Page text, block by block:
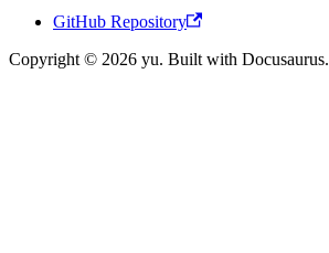
GitHub Repository
Copyright © 2026 yu. Built with Docusaurus.